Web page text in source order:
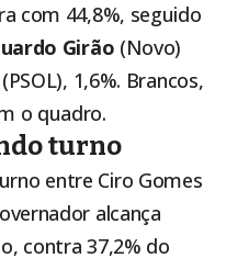
com 44,8%, seguido
Girão (Novo)
(PSOL), 1,6%. Brancos,
o quadro.
turno
entre Ciro Gomes
alcança
contra 37,2% do